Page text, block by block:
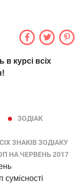
в курсі всіх
ЗОДІАК
ЗНАКІВ ЗОДІАКУ
НА ЧЕРВЕНЬ 2017
сумісності